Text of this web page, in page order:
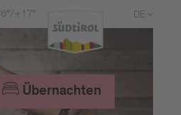
+17° DE
Übernachten